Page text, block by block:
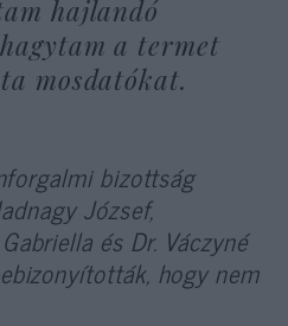
hajlandó
a termet
mosdatókat.
bizottság
József,
és Dr. Váczyné
hogy nem